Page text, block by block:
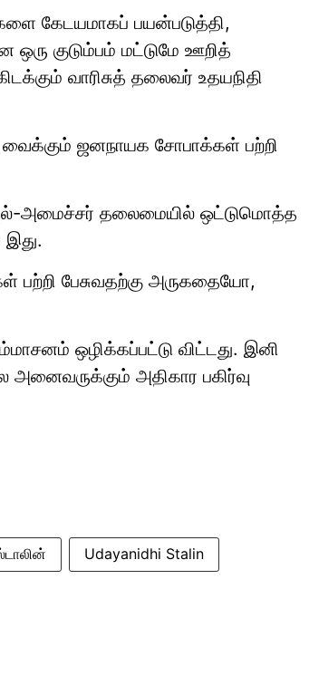
கேடயமாகப் பயன்படுத்தி,
ஒரு குடும்பம் மட்டுமே ஊறித்
வாரிசுத் தலைவர் உதயநிதி
ஜனநாயக சோபாக்கள் பற்றி
அமைச்சர் தலைமையில் ஒட்டுமொத்த
பேசுவதற்கு அருகதையோ,
ஒழிக்கப்பட்டு விட்டது. இனி
அதிகார பகிர்வு
Udayanidhi Stalin